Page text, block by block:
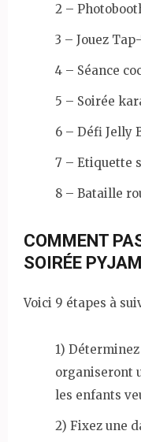
2 –
3 – Jouez
4 – Séance
5 – Soirée
6 – Défi Jelly
7 – Etiquette
8 – Bataille
COMMENT
SOIRÉE
Voici 9 étapes à
1)
organiseront
les enfants
2) Fixez une